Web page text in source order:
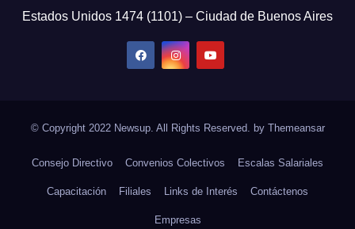
Estados Unidos 1474 (1101) – Ciudad de Buenos Aires
© Copyright 2022 Newsup. All Rights Reserved. by Themeansar
Consejo Directivo Convenios Colectivos Escalas Salariales
Capacitación Filiales Links de Interés Contáctenos
Empresas